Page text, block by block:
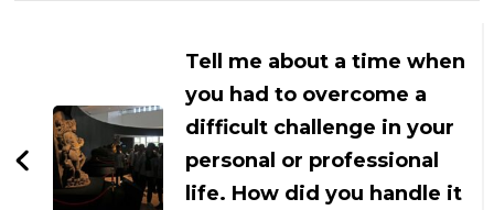
Tell me about a time when
you had to overcome a
difficult challenge in your
personal or professional
life. How did you handle it